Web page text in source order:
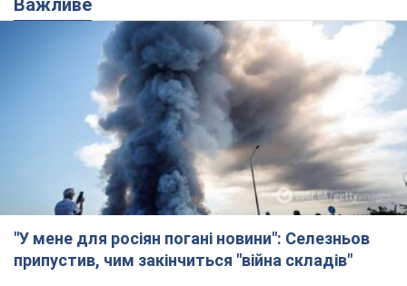
"У мене для росіян погані новини": Селезньов
припустив, чим закінчиться "війна складів"
Москва може стати "островом" і зануритися в темряву,
спрогнозував військовий експерт
5.08.2026 16:00 61,9 т.
Банки "готуються" до нового курсу
долара: українцям розповіли, чого
очікувати